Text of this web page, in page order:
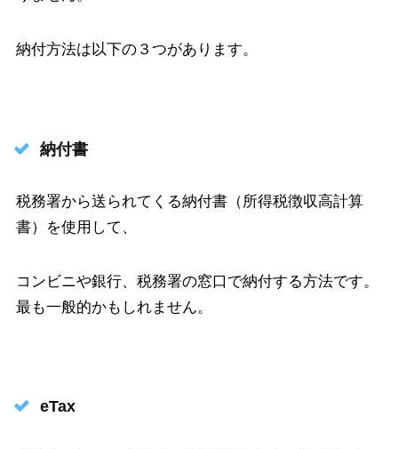
納付方法は以下の３つがあります。
納付書
税務署から送られてくる納付書（所得税徴収高計算
書）を使用して、
コンビニや銀行、税務署の窓口で納付する方法です。
最も一般的かもしれません。
eTax